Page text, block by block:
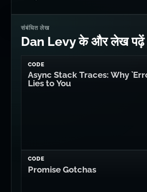
संबंधित लेख
Dan Levy के और लेख पढ़ें
CODE
Async Stack Traces: Why
Lies to You
CODE
Promise Gotchas